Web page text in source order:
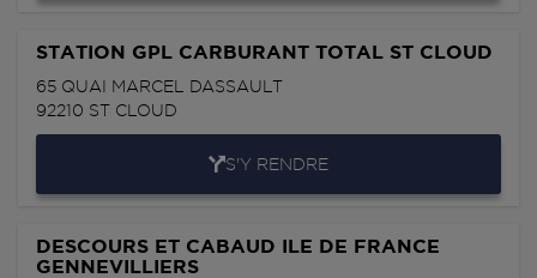
STATION GPL CARBURANT TOTAL ST CLOUD
65 QUAI MARCEL DASSAULT
92210 ST CLOUD
S'Y RENDRE
DESCOURS ET CABAUD ILE DE FRANCE
GENNEVILLIERS